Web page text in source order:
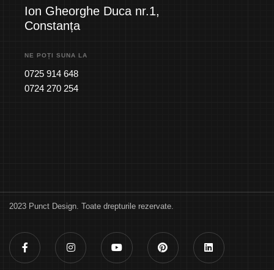
Ion Gheorghe Duca nr.1,
Constanța
NE POȚI SUNA LA
0725 914 648
0724 270 254
2023 Punct Design. Toate drepturile rezervate.